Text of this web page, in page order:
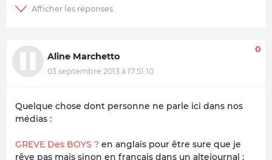
Aline Marchetto
03 septembre 2013 à 17:51:10
0
Quelque chose dont personne ne parle ici dans nos
médias :
GREVE Des BOYS ? en anglais pour être sure que je
rêve pas mais sinon en français dans un altejournal :